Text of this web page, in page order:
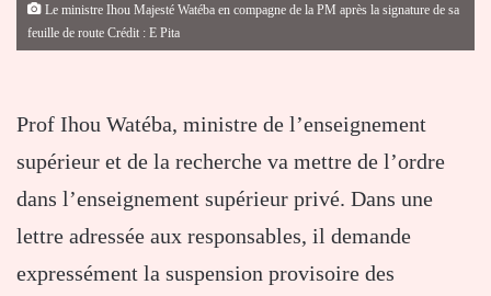
Le ministre Ihou Majesté Watéba en compagne de la PM après la signature de sa
feuille de route Crédit : E Pita
Prof Ihou Watéba, ministre de l’enseignement
supérieur et de la recherche va mettre de l’ordre
dans l’enseignement supérieur privé. Dans une
lettre adressée aux responsables, il demande
expressément la suspension provisoire des